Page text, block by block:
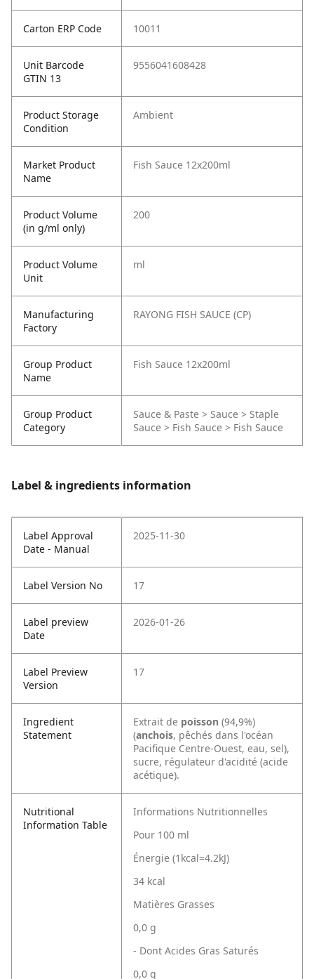
Carton ERP Code 10011
Unit Barcode
GTIN 13
9556041608428
Product Storage
Condition
Ambient
Market Product
Name
Fish Sauce 12x200ml
Product Volume
(in g/ml only)
200
Product Volume
Unit
ml
Manufacturing
Factory
RAYONG FISH SAUCE (CP)
Group Product
Name
Fish Sauce 12x200ml
Group Product
Category
Sauce & Paste > Sauce > Staple
Sauce > Fish Sauce > Fish Sauce
Label & ingredients information
Label Approval
Date - Manual
2025-11-30
Label Version No 17
Label preview
Date
2026-01-26
Label Preview
Version
17
Ingredient
Statement
Extrait de poisson (94,9%)
(anchois, pêchés dans l'océan
Pacifique Centre-Ouest, eau, sel),
sucre, régulateur d'acidité (acide
acétique).
Nutritional
Information Table
Informations Nutritionnelles
Pour 100 ml
Énergie (1kcal=4.2kJ)
34 kcal
Matières Grasses
0,0 g
- Dont Acides Gras Saturés
0,0 g